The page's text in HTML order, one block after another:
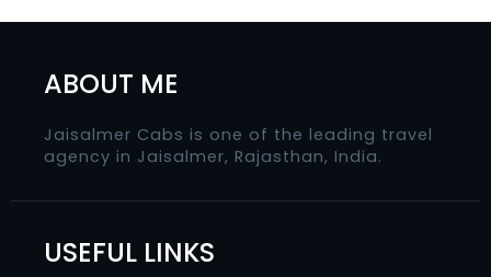
ABOUT ME
Jaisalmer Cabs is one of the leading travel
agency in Jaisalmer, Rajasthan, India.
USEFUL LINKS